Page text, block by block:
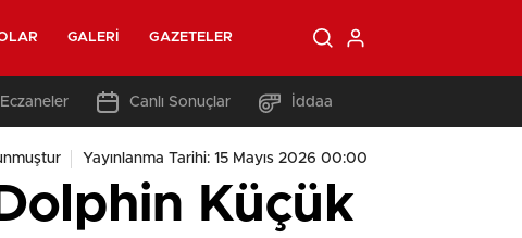
GALERI GAZETELER
Eczaneler Canlı Sonuçlar İddaa
Yayınlanma Tarihi: 15 Mayıs 2026 00:00
Küçük